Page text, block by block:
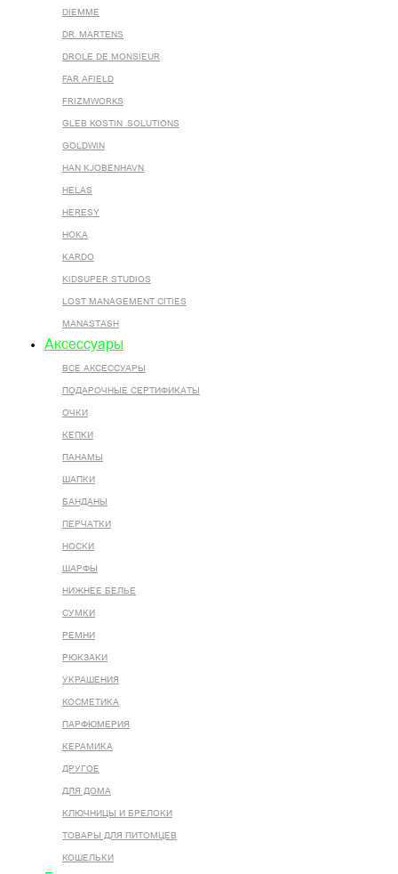
DIEMME
DR. MARTENS
DROLE DE MONSIEUR
FAR AFIELD
FRIZMWORKS
GLEB KOSTIN .SOLUTIONS
GOLDWIN
HAN KJOBENHAVN
HELAS
HERESY
HOKA
KARDO
KIDSUPER STUDIOS
LOST MANAGEMENT CITIES
MANASTASH
Аксессуары
ВСЕ AКСЕССУАРЫ
ПОДАРОЧНЫЕ СЕРТИФИКАТЫ
ОЧКИ
КЕПКИ
ПАНАМЫ
ШАПКИ
БАНДАНЫ
ПЕРЧАТКИ
НОСКИ
ШАРФЫ
НИЖНЕЕ БЕЛЬЕ
СУМКИ
РЕМНИ
РЮКЗАКИ
УКРАШЕНИЯ
КОСМЕТИКА
ПАРФЮМЕРИЯ
КЕРАМИКА
ДРУГОЕ
ДЛЯ ДОМА
КЛЮЧНИЦЫ И БРЕЛОКИ
ТОВАРЫ ДЛЯ ПИТОМЦЕВ
КОШЕЛЬКИ